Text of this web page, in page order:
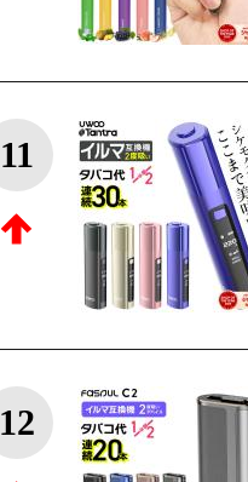
11
12